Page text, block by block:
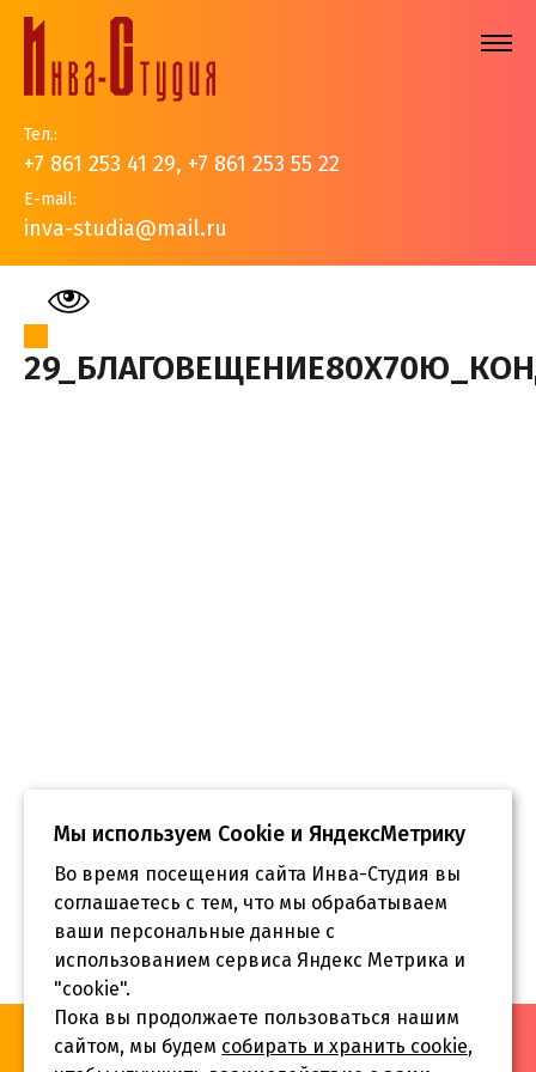
Тел.:
+7 861 253 41 29, +7 861 253 55 22
E-mail:
inva-studia@mail.ru
На главную > Наши работы > Иконы >
«Инва-Студия. Академия. Центр социальной реабилитации»,
© 2026 г.
Мы используем Сookie и ЯндексМетрику
Во время посещения сайта Инва-Студия вы
соглашаетесь с тем, что мы обрабатываем
ваши персональные данные с
использованием сервиса Яндекс Метрика и
"cookie".
Пока вы продолжаете пользоваться нашим
сайтом, мы будем собирать и хранить cookie,